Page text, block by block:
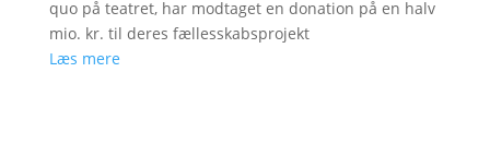
quo på teatret, har modtaget en donation på en halv
mio. kr. til deres fællesskabsprojekt
Læs mere